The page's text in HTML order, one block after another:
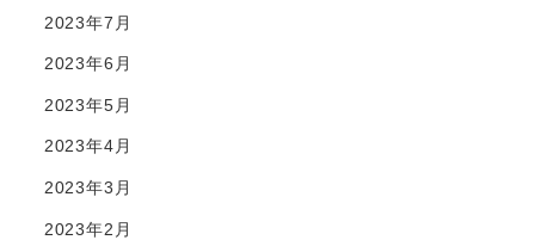
2023年7月
2023年6月
2023年5月
2023年4月
2023年3月
2023年2月